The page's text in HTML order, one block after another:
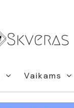
Vaikams